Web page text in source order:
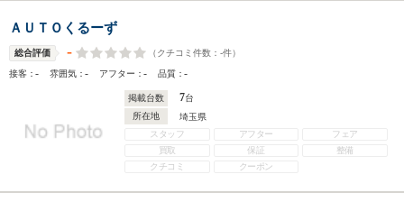
ＡＵＴＯくるーず
総合評価 - （クチコミ件数： -件）
接客：- 雰囲気：- アフター：- 品質：-
掲載台数 7台
所在地
埼玉県
スタッフ
アフター
フェア
買取
保証
整備
クチコミ
クーポン